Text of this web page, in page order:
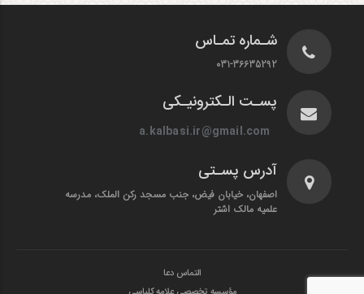
شـماره تمـاس
031-36635292
پسـت الـکترونیـکی
a.kalbasi.ir@gmail.com
آدرس پسـتی
اصفهان، خیابان فیض، جنب مسجد رکن الملک، مدرسه
علمیه مالک اشتر
التماس دعا